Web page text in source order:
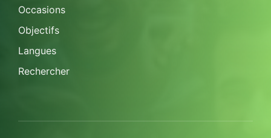
Occasions
Objectifs
Langues
Rechercher